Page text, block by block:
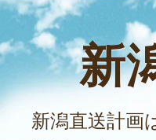
新
新潟直送計画